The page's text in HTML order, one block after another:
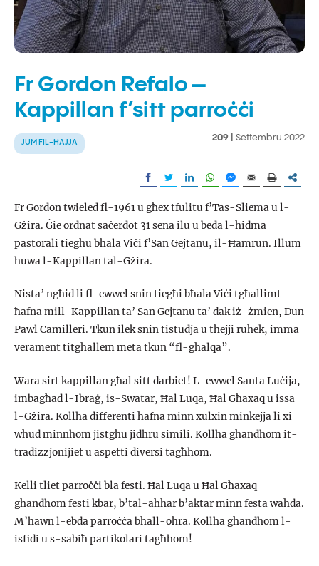
Fr Gordon Refalo –
Kappillan f’sitt parroċċi
JUM FIL-ĦAJJA 209 | Settembru 2022
Fr Gordon twieled fl-1961 u għex tfulitu f’Tas-Sliema u l-
Gżira. Ġie ordnat saċerdot 31 sena ilu u beda l-ħidma
pastorali tiegħu bħala Viċi f’San Gejtanu, il-Ħamrun. Illum
huwa l-Kappillan tal-Gżira.
Nista’ ngħid li fl-ewwel snin tiegħi bħala Viċi tgħallimt
ħafna mill-Kappillan ta’ San Gejtanu ta’ dak iż-żmien, Dun
Pawl Camilleri. Tkun ilek snin tistudja u tħejji ruħek, imma
verament titgħallem meta tkun “fl-għalqa”.
Wara sirt kappillan għal sitt darbiet! L-ewwel Santa Luċija,
imbagħad l-Ibraġ, is-Swatar, Ħal Luqa, Ħal Għaxaq u issa
l-Gżira. Kollha differenti ħafna minn xulxin minkejja li xi
wħud minnhom jistgħu jidhru simili. Kollha għandhom it-
tradizzjonijiet u aspetti diversi tagħhom.
Kelli tliet parroċċi bla festi. Ħal Luqa u Ħal Għaxaq
għandhom festi kbar, b’tal-aħħar b’aktar minn festa waħda.
M’hawn l-ebda parroċċa bħall-oħra. Kollha għandhom l-
isfidi u s-sabiħ partikolari tagħhom!